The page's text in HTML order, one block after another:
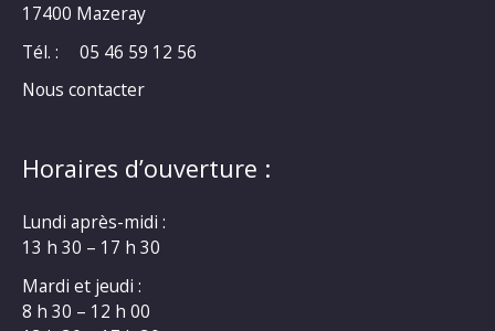
17400 Mazeray
Tél. :
05 46 59 12 56
Nous contacter
Horaires d’ouverture :
Lundi après-midi :
13 h 30 – 17 h 30
Mardi et jeudi :
8 h 30 – 12 h 00